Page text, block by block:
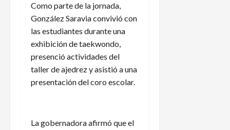
Como parte de la jornada,
González Saravia convivió con
las estudiantes durante una
exhibición de taekwondo,
presenció actividades del
taller de ajedrez y asistió a una
presentación del coro escolar.
La gobernadora afirmó que el